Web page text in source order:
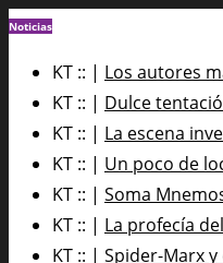
Noticias
KT :: | Los autores
KT :: | Dulce
KT :: | La escena
KT :: | Un poco de
KT :: | Soma
KT :: | La profecía
KT :: | Spider-Marx